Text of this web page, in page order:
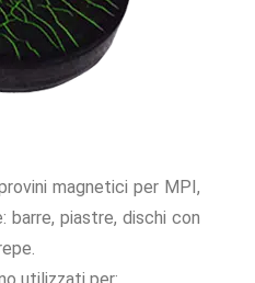
magnetici per MPI,
barre, piastre, dischi con